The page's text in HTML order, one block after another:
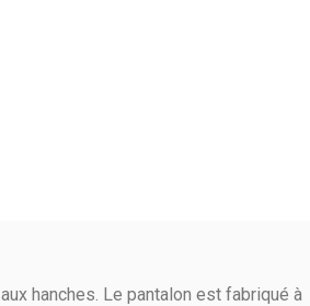
hanches. Le pantalon est fabriqué à